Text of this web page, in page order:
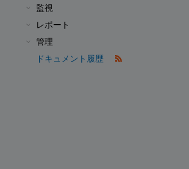
監視
レポート
管理
ドキュメント履歴